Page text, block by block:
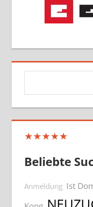
★★★★★
Beliebte
Anmeldung Ist